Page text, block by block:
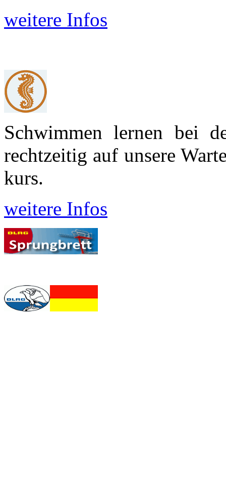
weitere Infos
Schwimmen lernen bei
recht­zeitig auf unsere
kurs.
weitere Infos